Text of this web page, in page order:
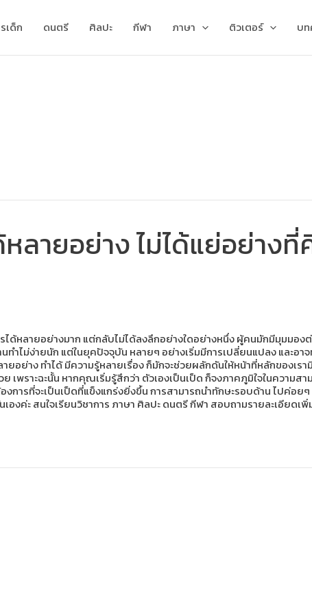
เด็ก ดนตรี ศิลปะ กีฬา ภาษา ติวเตอร์ บ
ลายอย่าง ไม่ได้แย่อย่างที่
หลายอย่างมาก แต่กลับไม่ได้ลงลึกอย่างใดอย่างหนึ่ง ผู้คนมักมีมุมมองต่อ
ำไม่ง่ายนัก แต่ในยุคปัจจุบัน หลายๆ อย่างเริ่มมีการเปลี่ยนแปลง และอาจ
ยอย่าง ทำได้ มีความรู้หลายเรื่อง ก็มักจะช่วยผลักดันให้หน้าที่หลักของเร
พราะฉะนั้น หากคุณเริ่มรู้สึกว่า ตัวเองเป็นเป็ด ก็จงภาคภูมิใจในความส
งการที่จะเป็นเป็ดที่แข็งแกร่งยิ่งขึ้น การสามารถนำทักษะรอบด้าน ไปค่อย
องค่ะ สนใจเรียนวิชาการ ภาษา ศิลปะ ดนตรี กีฬา สอบถามรายละเอียด